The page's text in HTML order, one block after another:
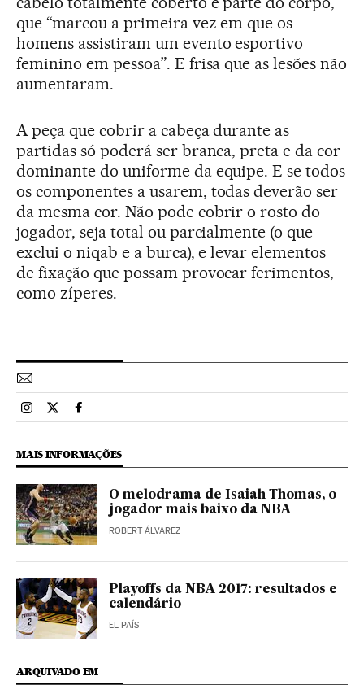
que “marcou a primeira vez em que os
homens assistiram um evento esportivo
feminino em pessoa”. E frisa que as lesões não
aumentaram.
A peça que cobrir a cabeça durante as
partidas só poderá ser branca, preta e da cor
dominante do uniforme da equipe. E se todos
os componentes a usarem, todas deverão ser
da mesma cor. Não pode cobrir o rosto do
jogador, seja total ou parcialmente (o que
exclui o niqab e a burca), e levar elementos
de fixação que possam provocar ferimentos,
como zíperes.
Esportes El País Brasil en Instagram
Esportes El País Brasil en Twitter
Esportes El País Brasil en Facebook
MAIS INFORMAÇÕES
O melodrama de Isaiah Thomas, o
jogador mais baixo da NBA
ROBERT ÁLVAREZ
Playoffs da NBA 2017: resultados e
calendário
EL PAÍS
ARQUIVADO EM